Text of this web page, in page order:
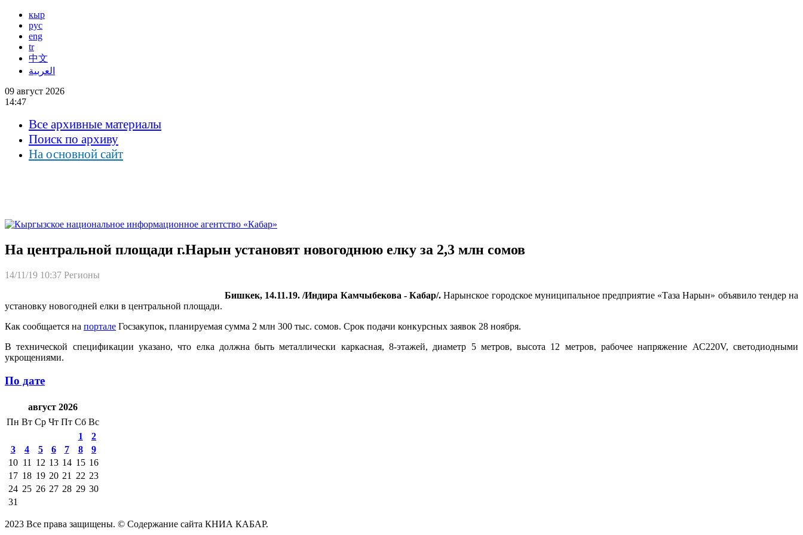
кыр
рус
eng
tr
中文
العربية
09 август 2026
14:47
Все архивные материалы
Поиск по архиву
На основной сайт
На центральной площади г.Нарын установят новогоднюю елку за 2,3 млн сомов
14/11/19 10:37 Регионы
Бишкек, 14.11.19. /Индира Камчыбекова - Кабар/. Нарынское городское муниципальное предприятие «Таза Нарын» объявило тендер на
установку новогодней елки в центральной площади.
Как сообщается на портале Госзакупок, планируемая сумма 2 млн 300 тыс. сомов. Срок подачи конкурсных заявок 28 ноября.
В технической спецификации указано, что елка должна быть металлически каркасная, 8-этажей, диаметр 5 метров, высота 12 метров, рабочее напряжение АС220V, светодиодными
укрощениями.
По дате
август 2026
Пн Вт Ср Чт Пт Сб Вс
1
2
3
4 5 6 7 8
9
10 11 12 13 14 15 16
17 18 19 20 21 22 23
24 25 26 27 28 29 30
31
2023 Все права защищены. © Содержание сайта КНИА КАБАР.